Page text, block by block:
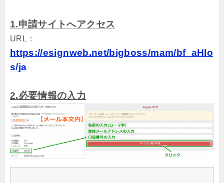
1.申請サイトへアクセス
URL：
https://esignweb.net/bigboss/mam/bf_aHlo
s/ja
2.必要情報の入力